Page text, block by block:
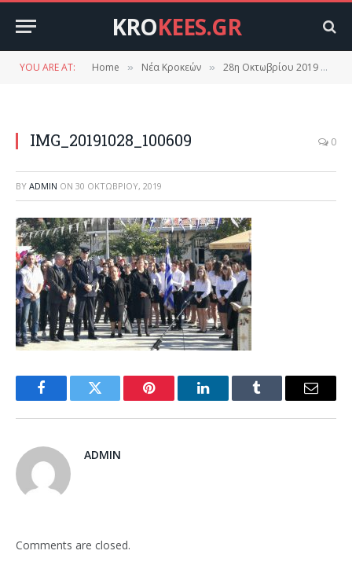
KROKEES.GR
YOU ARE AT: Home » Νέα Κροκεών » 28η Οκτωβρίου 2019 στις Κροκεές.(φωτό βίντεο)
IMG_20191028_100609 0
BY ADMIN ON 30 ΟΚΤΩΒΡΊΟΥ, 2019
FacebookTwitter Pinterest LinkedInTumblr Email
ADMIN
Comments are closed.